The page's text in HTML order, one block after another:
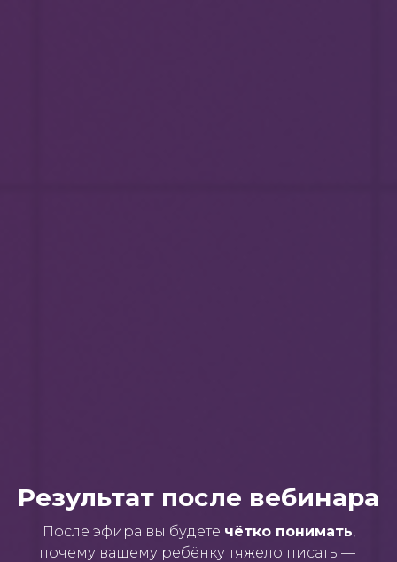
Результат после вебинара
После эфира вы будете чётко понимать,
почему вашему ребёнку тяжело писать —